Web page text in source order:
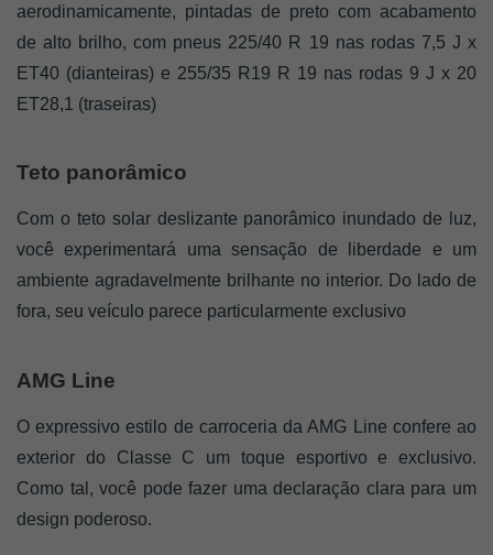
aerodinamicamente, pintadas de preto com acabamento
de alto brilho, com pneus 225/40 R 19 nas rodas 7,5 J x
ET40 (dianteiras) e 255/35 R19 R 19 nas rodas 9 J x 20
ET28,1 (traseiras)
Teto panorâmico
Com o teto solar deslizante panorâmico inundado de luz,
você experimentará uma sensação de liberdade e um
ambiente agradavelmente brilhante no interior. Do lado de
fora, seu veículo parece particularmente exclusivo
AMG Line
O expressivo estilo de carroceria da AMG Line confere ao
exterior do Classe C um toque esportivo e exclusivo.
Como tal, você pode fazer uma declaração clara para um
design poderoso.